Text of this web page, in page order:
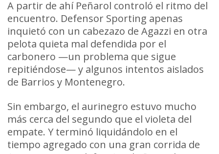
A partir de ahí Peñarol controló el ritmo del
encuentro. Defensor Sporting apenas
inquietó con un cabezazo de Agazzi en otra
pelota quieta mal defendida por el
carbonero —un problema que sigue
repitiéndose— y algunos intentos aislados
de Barrios y Montenegro.
Sin embargo, el aurinegro estuvo mucho
más cerca del segundo que el violeta del
empate. Y terminó liquidándolo en el
tiempo agregado con una gran corrida de